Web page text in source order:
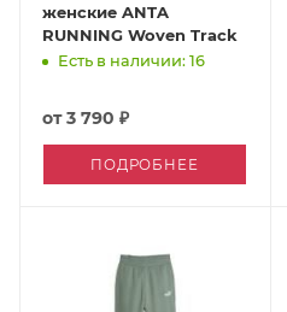
женские ANTA
RUNNING Woven Track
Есть в наличии: 16
от3 790 ₽
ПОДРОБНЕЕ